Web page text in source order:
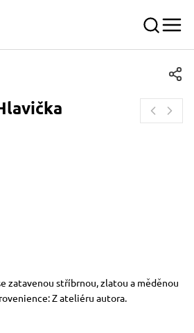
zatavenou stříbrnou, zlatou a měděnou
Z ateliéru autora.